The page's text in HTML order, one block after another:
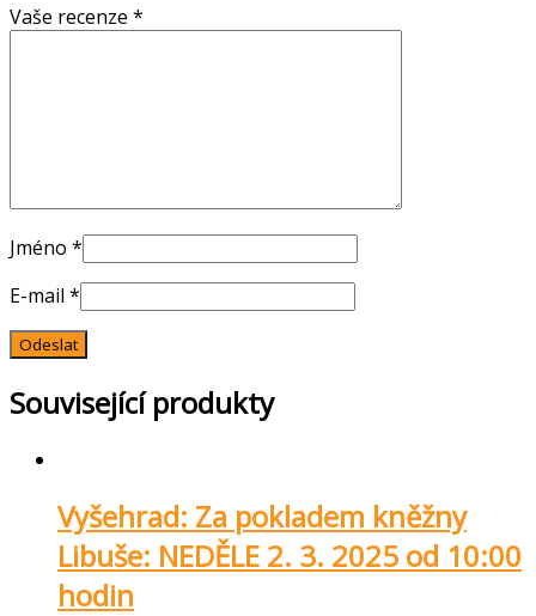
Vaše recenze *
Jméno *
E-mail *
Související produkty
Vyšehrad: Za pokladem kněžny
Libuše: NEDĚLE 2. 3. 2025 od 10:00
hodin